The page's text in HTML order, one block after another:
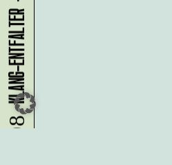
08.08.